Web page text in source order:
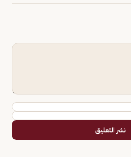
نشر التعليق